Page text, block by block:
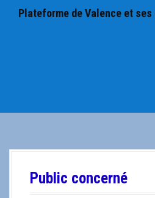
a
Plateforme de Valence et
Public concerné